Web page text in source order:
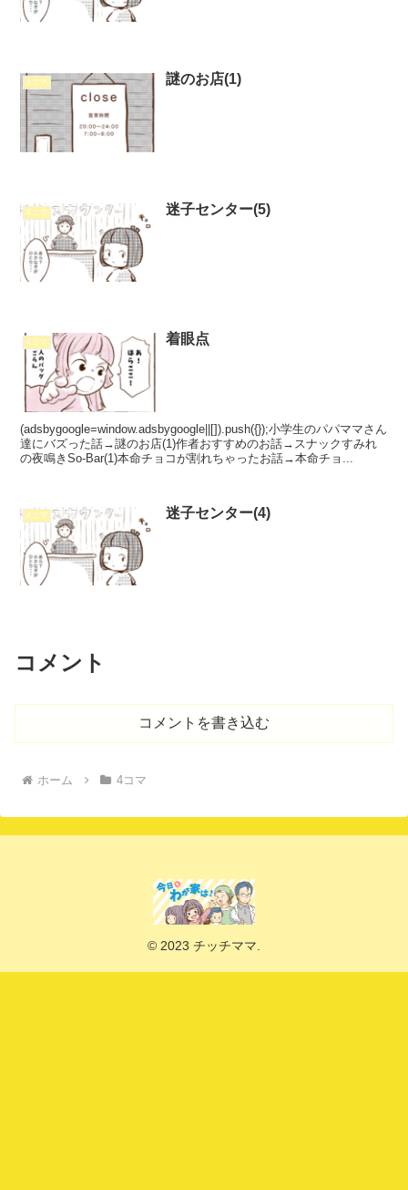
4コマ 謎のお店(1)
4コマ 迷子センター(5)
4コマ 着眼点
(adsbygoogle=window.adsbygoogle||[]).push({});小学生のパパママさん
達にバズった話→謎のお店(1)作者おすすめのお話→スナックすみれ
の夜鳴きSo-Bar(1)本命チョコが割れちゃったお話→本命チョ...
4コマ 迷子センター(4)
コメント
コメントを書き込む
ホーム 4コマ
© 2023 チッチママ.